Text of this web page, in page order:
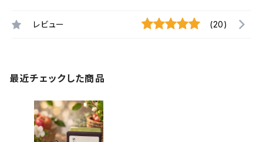
レビュー (20)
最近チェックした商品